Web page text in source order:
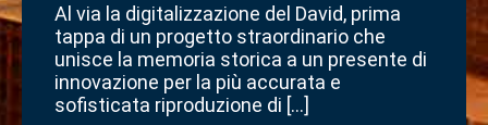
Al via la digitalizzazione del David, prima
tappa di un progetto straordinario che
unisce la memoria storica a un presente di
innovazione per la più accurata e
sofisticata riproduzione di […]